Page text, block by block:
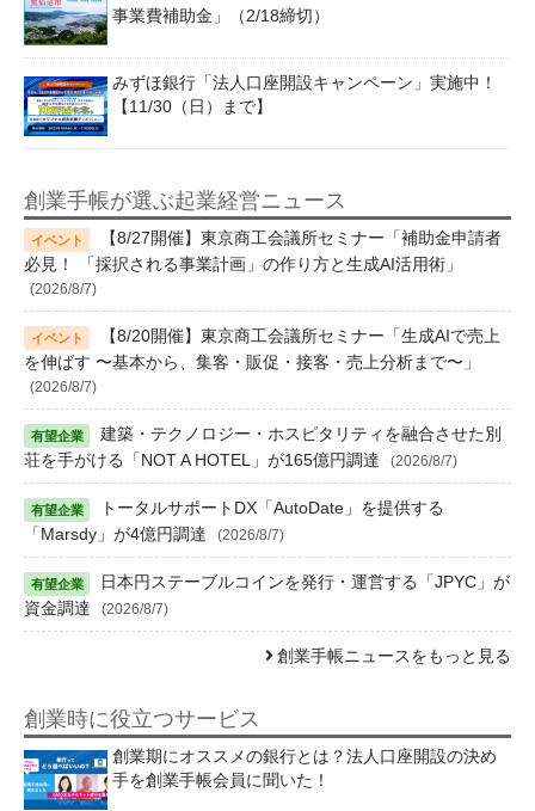
事業費補助金」（2/18締切）
みずほ銀行「法人口座開設キャンペーン」実施中！
【11/30（日）まで】
創業手帳が選ぶ起業経営ニュース
【8/27開催】東京商工会議所セミナー「補助金申請者
必見！ 「採択される事業計画」の作り方と生成AI活用術」
(2026/8/7)
【8/20開催】東京商工会議所セミナー「生成AIで売上
を伸ばす 〜基本から、集客・販促・接客・売上分析まで〜」
(2026/8/7)
建築・テクノロジー・ホスピタリティを融合させた別
荘を手がける「NOT A HOTEL」が165億円調達
(2026/8/7)
トータルサポートDX「AutoDate」を提供する
「Marsdy」が4億円調達
(2026/8/7)
日本円ステーブルコインを発行・運営する「JPYC」が
資金調達
(2026/8/7)
創業手帳ニュースをもっと見る
創業時に役立つサービス
創業期にオススメの銀行とは？法人口座開設の決め
手を創業手帳会員に聞いた！